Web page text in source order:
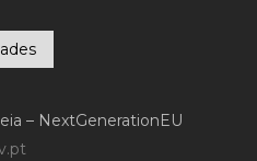
– NextGenerationEU